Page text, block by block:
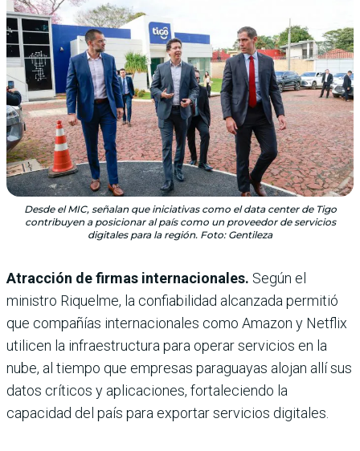
Desde el MIC, señalan que iniciativas como el data center de Tigo
contribuyen a posicionar al país como un proveedor de servicios
digitales para la región. Foto: Gentileza
Atracción de firmas internacionales. Según el
ministro Riquelme, la confiabilidad alcanzada permitió
que compañías internacionales como Amazon y Netflix
utilicen la infraestructura para operar servicios en la
nube, al tiempo que empresas paraguayas alojan allí sus
datos críticos y aplicaciones, fortaleciendo la
capacidad del país para exportar servicios digitales.